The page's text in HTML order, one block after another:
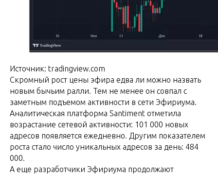
Источник: tradingview.com
Скромный рост цены эфира едва ли можно назвать
новым бычьим ралли. Тем не менее он совпал с
заметным подъемом активности в сети Эфириума.
Аналитическая платформа Santiment отметила
возрастание сетевой активности: 101 000 новых
адресов появляется ежедневно. Другим показателем
роста стало число уникальных адресов за день: 484
000.
А еще разработчики Эфириума продолжают